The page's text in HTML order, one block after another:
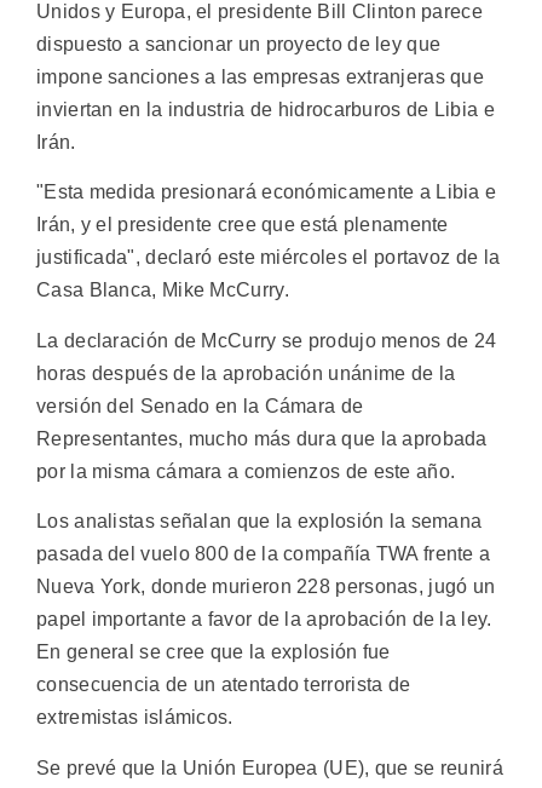
Unidos y Europa, el presidente Bill Clinton parece
dispuesto a sancionar un proyecto de ley que
impone sanciones a las empresas extranjeras que
inviertan en la industria de hidrocarburos de Libia e
Irán.
"Esta medida presionará económicamente a Libia e
Irán, y el presidente cree que está plenamente
justificada", declaró este miércoles el portavoz de la
Casa Blanca, Mike McCurry.
La declaración de McCurry se produjo menos de 24
horas después de la aprobación unánime de la
versión del Senado en la Cámara de
Representantes, mucho más dura que la aprobada
por la misma cámara a comienzos de este año.
Los analistas señalan que la explosión la semana
pasada del vuelo 800 de la compañía TWA frente a
Nueva York, donde murieron 228 personas, jugó un
papel importante a favor de la aprobación de la ley.
En general se cree que la explosión fue
consecuencia de un atentado terrorista de
extremistas islámicos.
Se prevé que la Unión Europea (UE), que se reunirá